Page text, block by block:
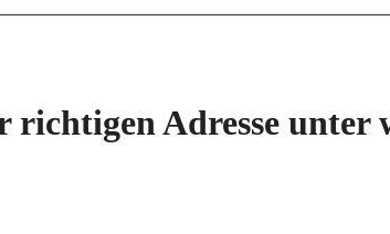
richtigen Adresse